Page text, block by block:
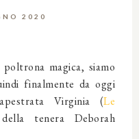
2020
magica, siamo
finalmente da oggi
Virginia (Le
tenera Deborah